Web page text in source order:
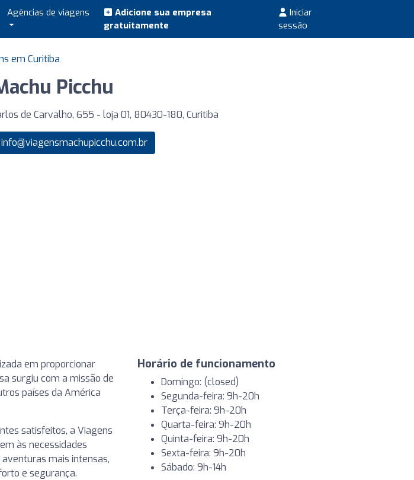
Agências de viagens
Adicione sua empresa
gratuitamente
Iniciar
sessão
em Curitiba
Picchu
de Carvalho, 655 - loja 01, 80430-180, Curitiba
info@viagensmachupicchu.com.br
em proporcionar
surgiu com a missão de
países da América
satisfeitos, a Viagens
às necessidades
mais intensas,
e segurança.
Horário de funcionamento
Domingo: (closed)
Segunda-feira: 9h-20h
Terça-feira: 9h-20h
Quarta-feira: 9h-20h
Quinta-feira: 9h-20h
Sexta-feira: 9h-20h
Sábado: 9h-14h